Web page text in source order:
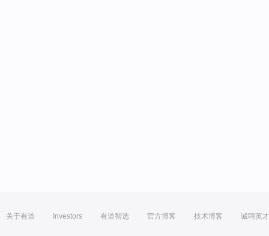
关于有道 Investors 有道智选 官方博客 技术博客 诚聘英才